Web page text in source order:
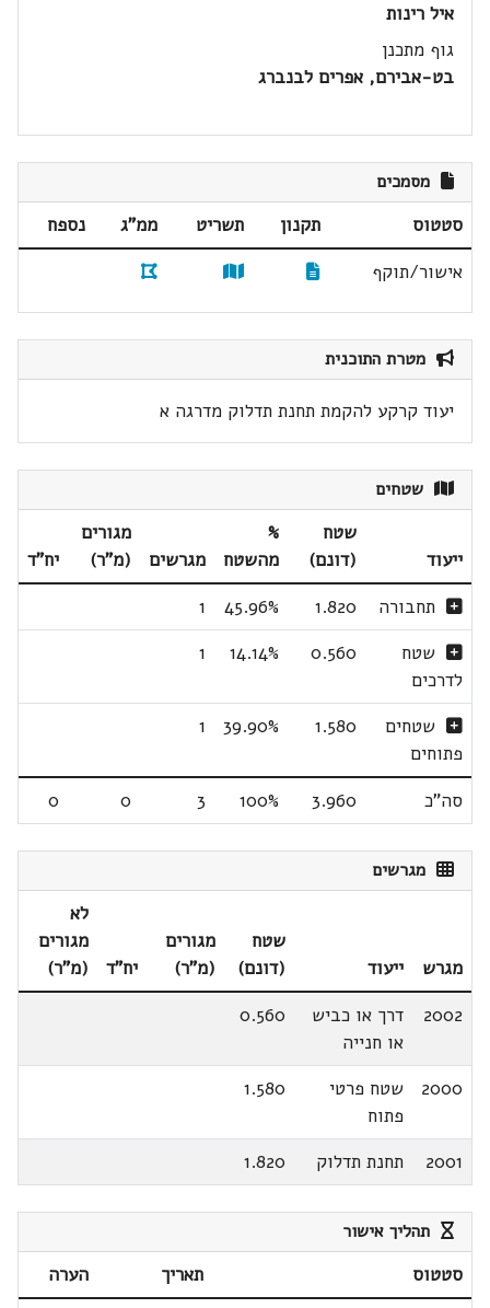
איל רינות
גוף מתכנן
בט-אבירם, אפרים לבנברג
מסמכים
סטטוס תקנון תשריט ממ"ג
נספח
אישור/תוקף
מטרת התוכנית
יעוד קרקע להקמת תחנת תדלוק מדרגה א
שטחים
ייעוד
שטח
(דונם)
%
מהשטח
מגרשים
מגורים
(מ"ר)
יח"ד
תחבורה
1.820
45.96%
1
שטח
לדרכים
0.560
14.14%
1
שטחים
פתוחים
1.580
39.90%
1
סה"כ 3.960
100%
3
0
0
מגרשים
מגרש ייעוד
שטח
(דונם)
מגורים
(מ"ר)
יח"ד
לא
מגורים
(מ"ר)
2002
דרך או כביש
או חנייה
0.560
2000
שטח פרטי
פתוח
1.580
2001 תחנת תדלוק 1.820
תהליך אישור
סטטוס תאריך
הערה